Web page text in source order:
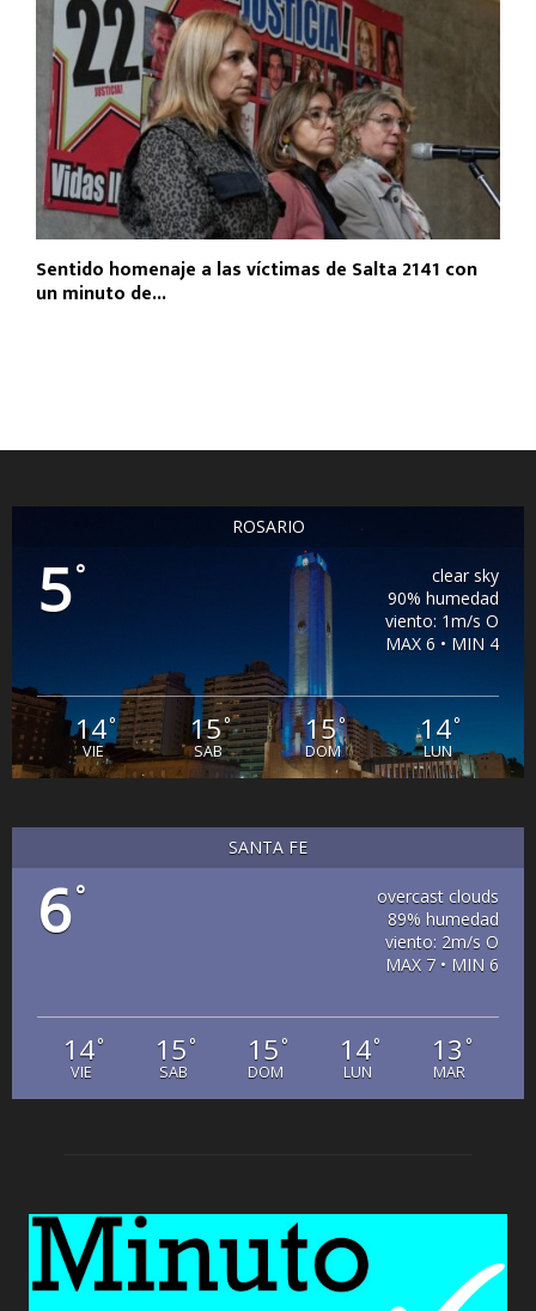
Sentido homenaje a las víctimas de Salta 2141 con
un minuto de...
ROSARIO
5°
clear sky
90% humedad
viento: 1m/s O
MAX 6 • MIN 4
14°
VIE
15°
SAB
15°
DOM
14°
LUN
SANTA FE
6°
overcast clouds
89% humedad
viento: 2m/s O
MAX 7 • MIN 6
14°
VIE
15°
SAB
15°
DOM
14°
LUN
13 °
MAR